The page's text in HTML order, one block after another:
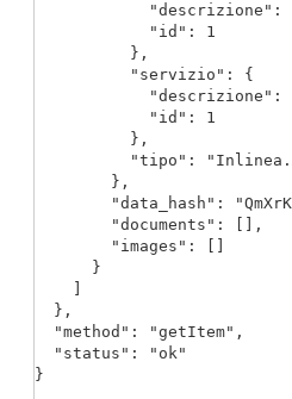
"descrizione":
            "id": 1
          },
          "servizio": {
"descrizione":
            "id": 1
          },
"tipo":
        },
"data_hash":
        "documents": [],
        "images": []
      }
  },
  "method": "getItem",
  "status": "ok"
}